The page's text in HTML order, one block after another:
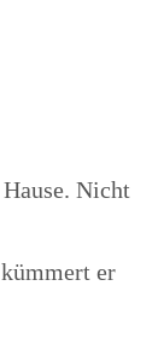
Nicht
er